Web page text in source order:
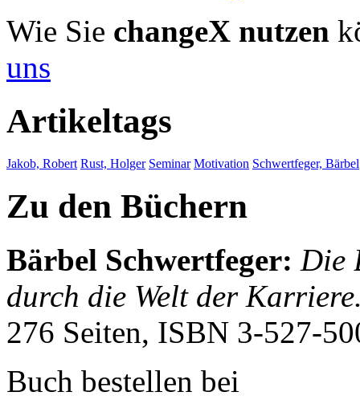
Wie Sie changeX nutzen
uns
Artikeltags
Jakob, Robert Rust, Holger Seminar Motivation Schwertfeger, Bärbel
Zu den Büchern
Bärbel Schwertfeger: Die
durch die Welt der
276 Seiten, ISBN 3-527-
Buch bestellen bei